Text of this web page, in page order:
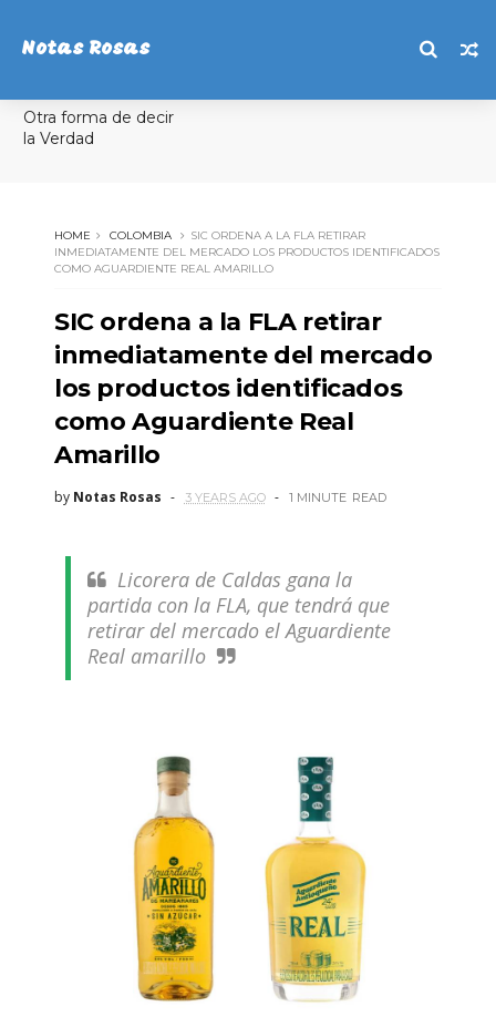
Notas Rosas
Otra forma de decir
la Verdad
HOME COLOMBIA
SIC ORDENA A LA FLA RETIRAR
INMEDIATAMENTE DEL MERCADO LOS PRODUCTOS IDENTIFICADOS
COMO AGUARDIENTE REAL AMARILLO
SIC ordena a la FLA retirar
inmediatamente del mercado
los productos identificados
como Aguardiente Real
Amarillo
by Notas Rosas 3 YEARS AGO 1 MINUTE READ
Licorera de Caldas gana la
partida con la FLA, que tendrá que
retirar del mercado el Aguardiente
Real amarillo